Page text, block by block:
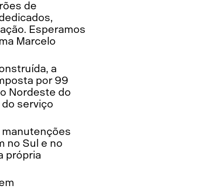
de
Esperamos
Marcelo
a
por 99
Nordeste do
serviço
no Sul e no
própria